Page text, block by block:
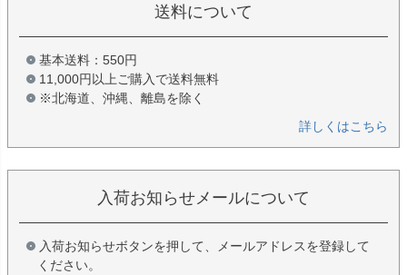
送料について
基本送料：550円
11,000円以上ご購入で送料無料
※北海道、沖縄、離島を除く
詳しくはこちら
入荷お知らせメールについて
入荷お知らせボタンを押して、メールアドレスを登録して
ください。